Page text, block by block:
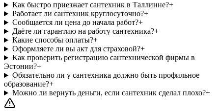
Как быстро приезжает сантехник в Таллинне?+
Работает ли сантехник круглосуточно?+
Сообщается ли цена до начала работ?+
Даёте ли гарантию на работу сантехника?+
Какие способы оплаты?+
Оформляете ли вы акт для страховой?+
Как проверить регистрацию сантехнической фирмы в
Эстонии?+
Обязательно ли у сантехника должно быть профильное
образование?+
Можно ли вернуть деньги, если сантехник сделал плохо?+